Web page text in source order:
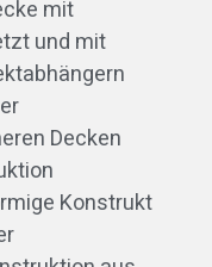
mit
und mit
Decken
Konstrukt